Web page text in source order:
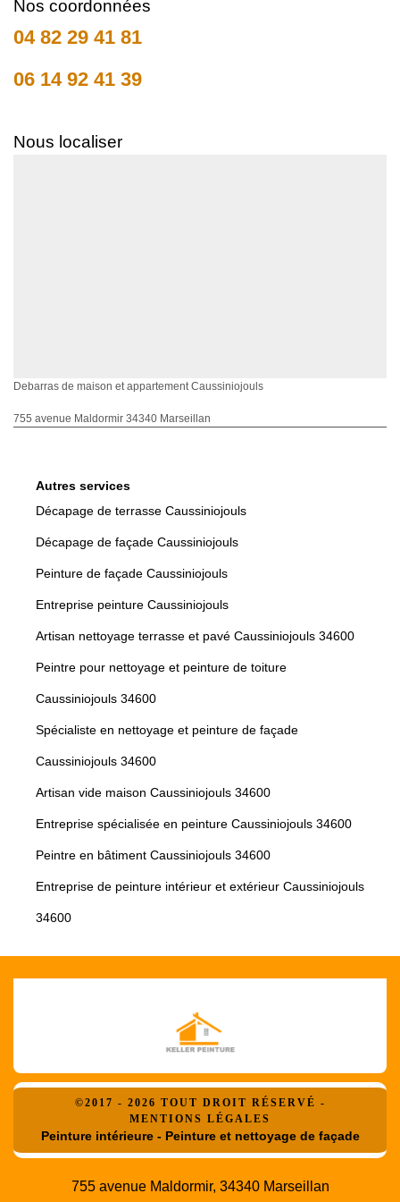
Nos coordonnées
04 82 29 41 81
06 14 92 41 39
Nous localiser
Debarras de maison et appartement Caussiniojouls
755 avenue Maldormir 34340 Marseillan
Autres services
Décapage de terrasse Caussiniojouls
Décapage de façade Caussiniojouls
Peinture de façade Caussiniojouls
Entreprise peinture Caussiniojouls
Artisan nettoyage terrasse et pavé Caussiniojouls 34600
Peintre pour nettoyage et peinture de toiture
Caussiniojouls 34600
Spécialiste en nettoyage et peinture de façade
Caussiniojouls 34600
Artisan vide maison Caussiniojouls 34600
Entreprise spécialisée en peinture Caussiniojouls 34600
Peintre en bâtiment Caussiniojouls 34600
Entreprise de peinture intérieur et extérieur Caussiniojouls
34600
©2017 - 2026 TOUT DROIT RÉSERVÉ -
MENTIONS LÉGALES
Peinture intérieure - Peinture et nettoyage de façade
755 avenue Maldormir, 34340 Marseillan